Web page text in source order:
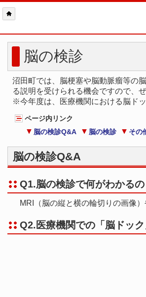
脳の検診
沼田町では、脳梗塞や脳動脈瘤等の
る説明を受けられる機会ですので、
※今年度は、医療機関における脳ド
ページ内リンク
脳の検診Q&A
脳の検診 その
脳の検診Q&A
Q1.脳の検診で何がわかるの
MRI（脳の縦と横の輪切りの画像
Q2.医療機関での「脳ドッ